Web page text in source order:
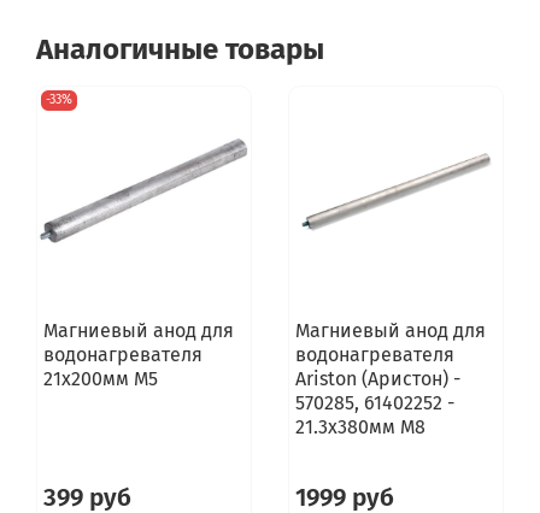
Аналогичные товары
-33%
Магниевый анод для
водонагревателя
21x200мм M5
399 руб
Магниевый анод для
водонагревателя
Ariston (Аристон) -
570285, 61402252 -
21.3x380мм M8
1999 руб